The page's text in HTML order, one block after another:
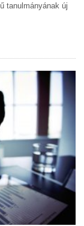
tanulmányának új